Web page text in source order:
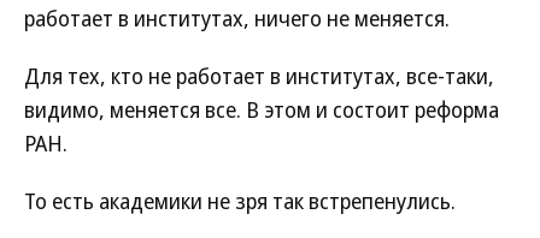
работает в институтах, ничего не меняется.
Для тех, кто не работает в институтах, все-таки,
видимо, меняется все. В этом и состоит реформа
РАН.
То есть академики не зря так встрепенулись.